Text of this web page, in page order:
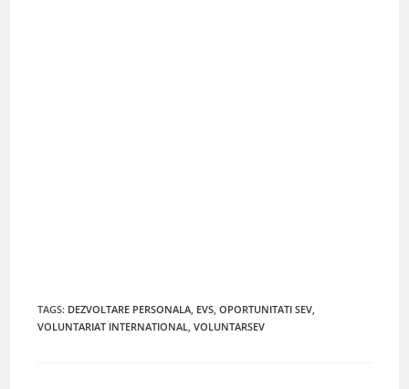
TAGS: DEZVOLTARE PERSONALA, EVS, OPORTUNITATI SEV,
VOLUNTARIAT INTERNATIONAL, VOLUNTARSEV